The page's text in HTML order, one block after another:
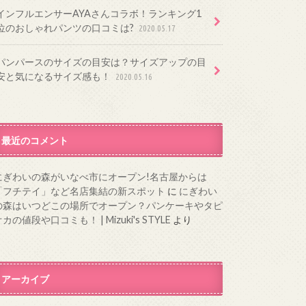
ンフルエンサーAYAさんコラボ！ランキング1
のおしゃれパンツの口コミは?
2020.05.17
ンパースのサイズの目安は？サイズアップの目
と気になるサイズ感も！
2020.05.16
最近のコメント
ぎわいの森がいなべ市にオープン!名古屋からは
フチテイ」など名店集結の新スポット に にぎわい
森はいつどこの場所でオープン？パンケーキやタピ
カの値段や口コミも！ | Mizuki's STYLE より
アーカイブ